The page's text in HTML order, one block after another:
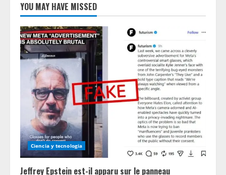
YOU MAY HAVE MISSED
Ciencia y tecnologia
Jeffrey Epstein est-il apparu sur le panneau